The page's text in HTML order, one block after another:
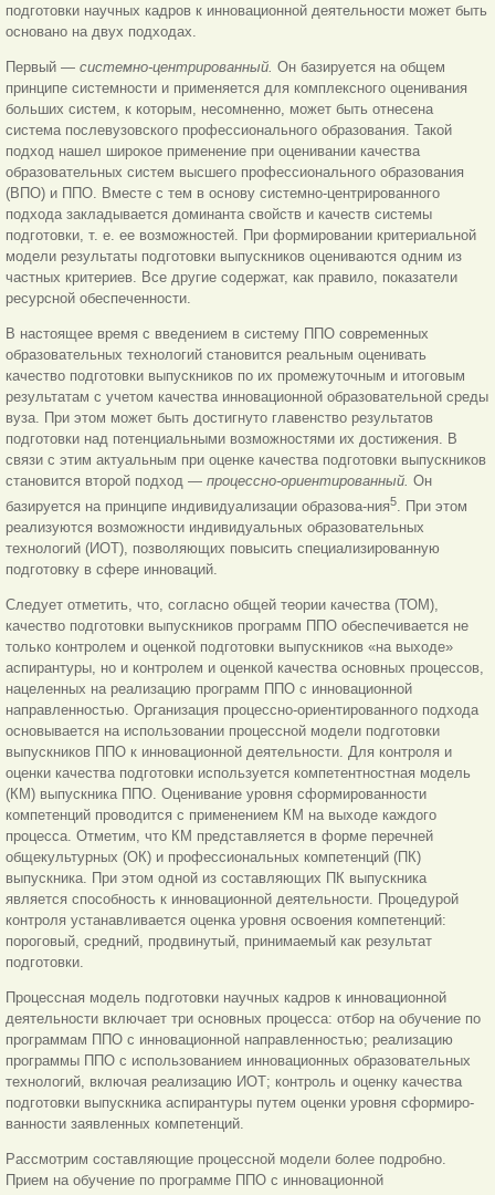
подготовки научных кадров к инновационной деятельности может быть
основано на двух подходах.
Первый — системно-центрированный. Он базируется на общем
принципе системности и применяется для комплексного оценивания
больших систем, к которым, несомненно, может быть отнесена
система послевузовского профессионального образования. Такой
подход нашел широкое применение при оценивании качества
образовательных систем высшего профессионального образования
(ВПО) и ППО. Вместе с тем в основу системно-центрированного
подхода закладывается доминанта свойств и качеств системы
подготовки, т. е. ее возможностей. При формировании критериальной
модели результаты подготовки выпускников оцениваются одним из
частных критериев. Все другие содержат, как правило, показатели
ресурсной обеспеченности.
В настоящее время с введением в систему ППО современных
образовательных технологий становится реальным оценивать
качество подготовки выпускников по их промежуточным и итоговым
результатам с учетом качества инновационной образовательной среды
вуза. При этом может быть достигнуто главенство результатов
подготовки над потенциальными возможностями их достижения. В
связи с этим актуальным при оценке качества подготовки выпускников
становится второй подход — процессно-ориентированный. Он
базируется на принципе индивидуализации образова-ния5. При этом
реализуются возможности индивидуальных образовательных
технологий (ИОТ), позволяющих повысить специализированную
подготовку в сфере инноваций.
Следует отметить, что, согласно общей теории качества (ТОМ),
качество подготовки выпускников программ ППО обеспечивается не
только контролем и оценкой подготовки выпускников «на выходе»
аспирантуры, но и контролем и оценкой качества основных процессов,
нацеленных на реализацию программ ППО с инновационной
направленностью. Организация процессно-ориентированного подхода
основывается на использовании процессной модели подготовки
выпускников ППО к инновационной деятельности. Для контроля и
оценки качества подготовки используется компетентностная модель
(КМ) выпускника ППО. Оценивание уровня сформированности
компетенций проводится с применением КМ на выходе каждого
процесса. Отметим, что КМ представляется в форме перечней
общекультурных (ОК) и профессиональных компетенций (ПК)
выпускника. При этом одной из составляющих ПК выпускника
является способность к инновационной деятельности. Процедурой
контроля устанавливается оценка уровня освоения компетенций:
пороговый, средний, продвинутый, принимаемый как результат
подготовки.
Процессная модель подготовки научных кадров к инновационной
деятельности включает три основных процесса: отбор на обучение по
программам ППО с инновационной направленностью; реализацию
программы ППО с использованием инновационных образовательных
технологий, включая реализацию ИОТ; контроль и оценку качества
подготовки выпускника аспирантуры путем оценки уровня сформиро-
ванности заявленных компетенций.
Рассмотрим составляющие процессной модели более подробно.
Прием на обучение по программе ППО с инновационной